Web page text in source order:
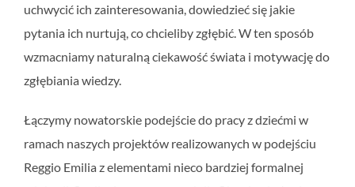
uchwycić ich zainteresowania, dowiedzieć się jakie
pytania ich nurtują, co chcieliby zgłębić. W ten sposób
wzmacniamy naturalną ciekawość świata i motywację do
zgłębiania wiedzy.
Łączymy nowatorskie podejście do pracy z dziećmi w
ramach naszych projektów realizowanych w podejściu
Reggio Emilia z elementami nieco bardziej formalnej